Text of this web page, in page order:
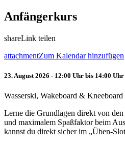
Anfängerkurs
shareLink teilen
attachmentZum Kalendar hinzufügen
23. August 2026 - 12:00 Uhr bis 14:00 Uhr
Wasserski, Wakeboard &
Lerne die Grundlagen direkt von
und maximalem Spaßfaktor beim
kannst du direkt sicher im „Üben-